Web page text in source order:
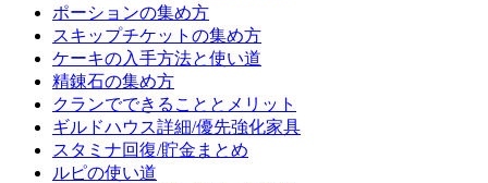
ポーションの集め方
スキップチケットの集め方
ケーキの入手方法と使い道
精錬石の集め方
クランでできることとメリット
ギルドハウス詳細/優先強化家具
スタミナ回復/貯金まとめ
ルピの使い道